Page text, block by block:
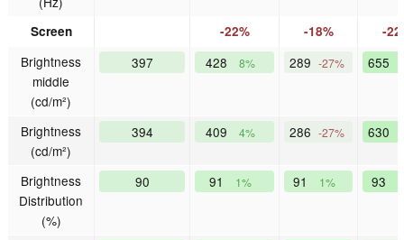
Screen -22% -18% -
Brightness
middle
(cd/m²)
397 428 8% 289 -27% 655
Brightness
(cd/m²)
394 409 4% 286 -27% 630
Brightness
Distribution
(%)
90 91 1% 91 1% 93